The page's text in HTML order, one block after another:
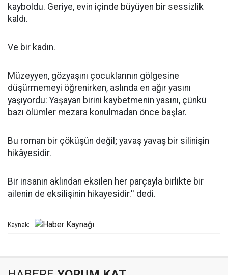
kayboldu. Geriye, evin içinde büyüyen bir sessizlik
kaldı.
Ve bir kadın.
Müzeyyen, gözyaşını çocuklarının gölgesine
düşürmemeyi öğrenirken, aslında en ağır yasını
yaşıyordu: Yaşayan birini kaybetmenin yasını, çünkü
bazı ölümler mezara konulmadan önce başlar.
Bu roman bir çöküşün değil; yavaş yavaş bir silinişin
hikâyesidir.
Bir insanın aklından eksilen her parçayla birlikte bir
ailenin de eksilişinin hikayesidir.'' dedi.
Kaynak: